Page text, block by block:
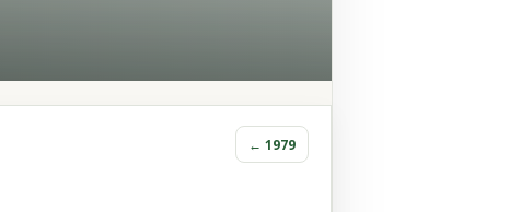
← 1979